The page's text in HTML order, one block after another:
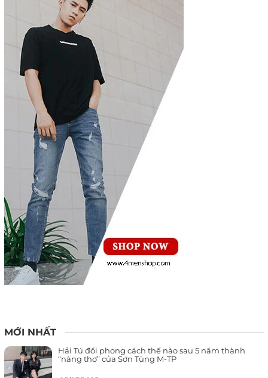
MỚI NHẤT
Hải Tú đổi phong cách thế nào sau 5 năm thành
“nàng thơ” của Sơn Tùng M-TP